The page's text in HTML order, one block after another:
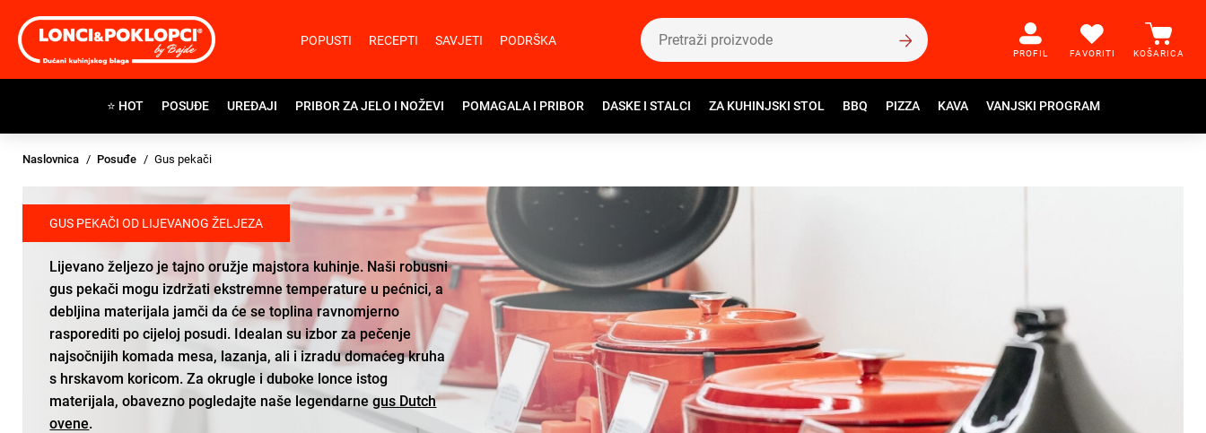
POPUSTI RECEPTI SAVJETI PODRŠKA
PROFIL FAVORITI KOŠARICA
⭐ HOT POSUĐE UREĐAJI PRIBOR ZA JELO I NOŽEVI POMAGALA I PRIBOR DASKE I STALCI ZA KUHINJSKI STOL BBQ PIZZA KAVA VANJSKI PROGRAM
Naslovnica Posuđe Gus pekači
GUS PEKAČI OD LIJEVANOG ŽELJEZA
Lijevano željezo je tajno oružje majstora kuhinje. Naši robusni
gus pekači mogu izdržati ekstremne temperature u pećnici, a
debljina materijala jamči da će se toplina ravnomjerno
rasporediti po cijeloj posudi. Idealan su izbor za pečenje
najsočnijih komada mesa, lazanja, ali i izradu domaćeg kruha
s hrskavom koricom. Za okrugle i duboke lonce istog
materijala, obavezno pogledajte naše legendarnegus Dutch
ovene.